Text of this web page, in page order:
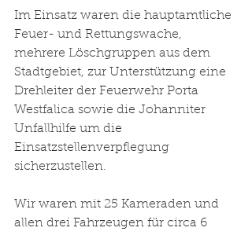
Im Einsatz waren die hauptamtliche
Feuer- und Rettungswache,
mehrere Löschgruppen aus dem
Stadtgebiet, zur Unterstützung eine
Drehleiter der Feuerwehr Porta
Westfalica sowie die Johanniter
Unfallhilfe um die
Einsatzstellenverpflegung
sicherzustellen.
Wir waren mit 25 Kameraden und
allen drei Fahrzeugen für circa 6